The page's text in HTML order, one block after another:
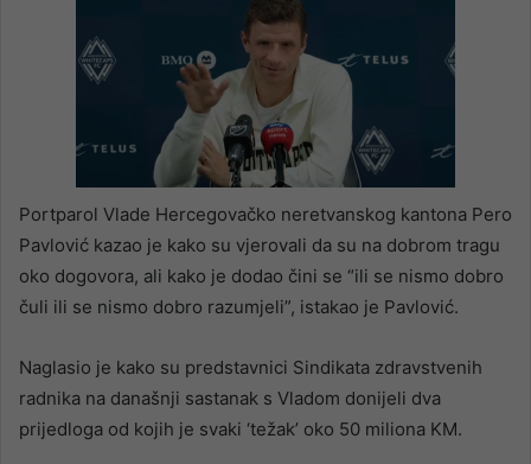
Portparol Vlade Hercegovačko neretvanskog kantona Pero
Pavlović kazao je kako su vjerovali da su na dobrom tragu
oko dogovora, ali kako je dodao čini se “ili se nismo dobro
čuli ili se nismo dobro razumjeli”, istakao je Pavlović.
Naglasio je kako su predstavnici Sindikata zdravstvenih
radnika na današnji sastanak s Vladom donijeli dva
prijedloga od kojih je svaki ‘težak’ oko 50 miliona KM.